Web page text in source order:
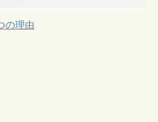
の理由